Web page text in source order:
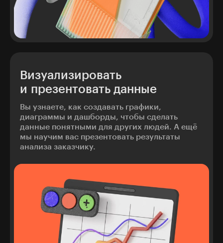
Визуализировать
и презентовать данные
Вы узнаете, как создавать графики,
диаграммы и дашборды, чтобы сделать
данные понятными для других людей. А ещё
мы научим вас презентовать результаты
анализа заказчику.